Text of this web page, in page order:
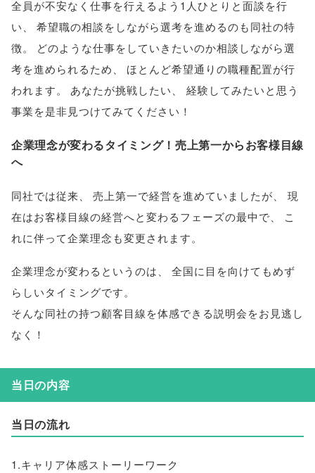
全員が不安なく仕事を行えるよう1人ひとりと面談を行
い、
希望職の相談をしながら選考を進めるのも同社の特
徴。
どのような仕事をしていきたいのか相談しながら選
考を進められるため、
ほとんど希望通りの職種配置が行
われます。 あなたが挑戦したい、
経験してみたいと思う
事業を是非見つけてみてください！
企業理念が変わるタイミング！売上第一からお客様目線
へ
同社では従来 売上第一で経営を進めていましたが
現
在はお客様目線の経営へと変わるフェーズの最中で
こ
れに伴って企業理念も変更されます。
企業理念が変わるというのは
全国に目を向けてもめず
らしいタイミングです。
そんな同社の持つ顧客目線を体感できる説明会をお見逃し
なく！
当日の内容
当日の流れ
1.キャリア体感ストーリーワーク